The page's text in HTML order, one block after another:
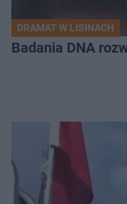
DRAMAT W LISINACH
Badania DNA